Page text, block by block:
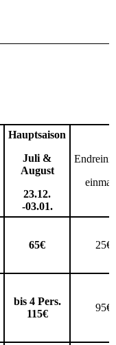
Hauptsaison
Juli &
August
23.12.
-03.01.
65€ 25€
bis 4 Pers.
115€
95€